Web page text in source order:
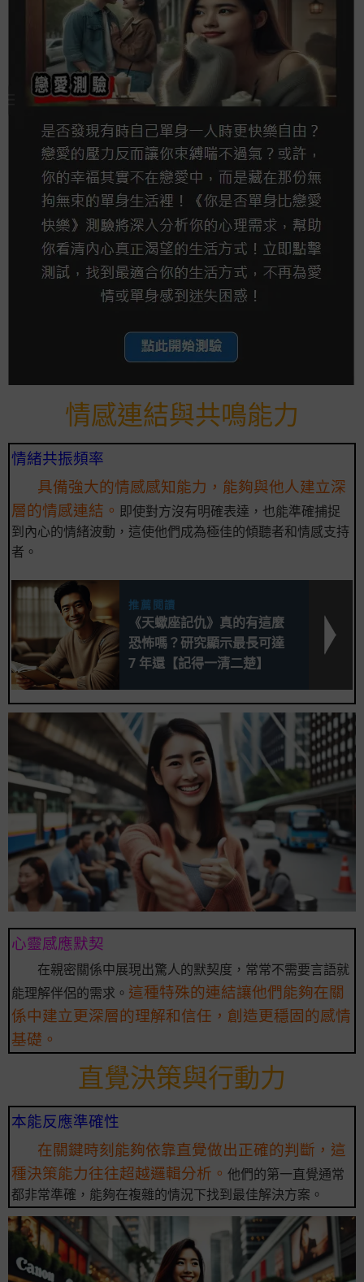
情感連結與共鳴能力
情緒共振頻率
具備強大的情感感知能力，能夠與他人建立深
層的情感連結。 即使對方沒有明確表達，也能準確捕捉
到內心的情緒波動，這使他們成為極佳的傾聽者和情感支持
者。
推薦閱讀
《天蠍座記仇》真的有這麼
恐怖嗎？研究顯示最長可達
7 年還【記得一清二楚】
心靈感應默契
在親密關係中展現出驚人的默契度，常常不需要言語就
能理解伴侶的需求。 這種特殊的連結讓他們能夠在關
係中建立更深層的理解和信任，創造更穩固的感情
基礎。
直覺決策與行動力
本能反應準確性
在關鍵時刻能夠依靠直覺做出正確的判斷，這
種決策能力往往超越邏輯分析。 他們的第一直覺通常
都非常準確，能夠在複雜的情況下找到最佳解決方案。